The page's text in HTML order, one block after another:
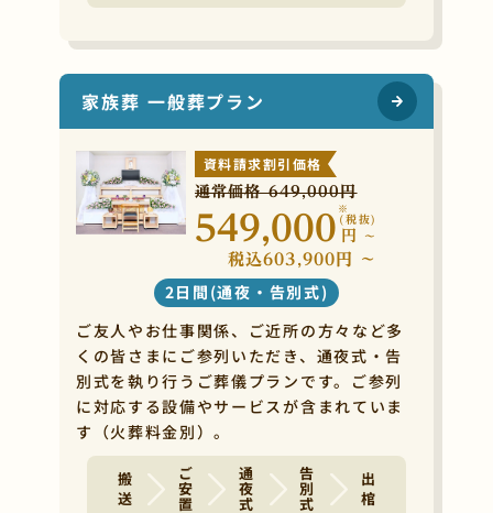
家族葬 一般葬プラン
資料請求割引価格
通常価格 649,000円
549,000
※
円
(税抜)
~
税込603,900円 ~
2日間(通夜・告別式)
ご友人やお仕事関係、ご近所の方々など多
くの皆さまにご参列いただき、通夜式・告
別式を執り行うご葬儀プランです。ご参列
に対応する設備やサービスが含まれていま
す（火葬料金別）。
搬 送 ご安置 通夜式 告別式 出 棺